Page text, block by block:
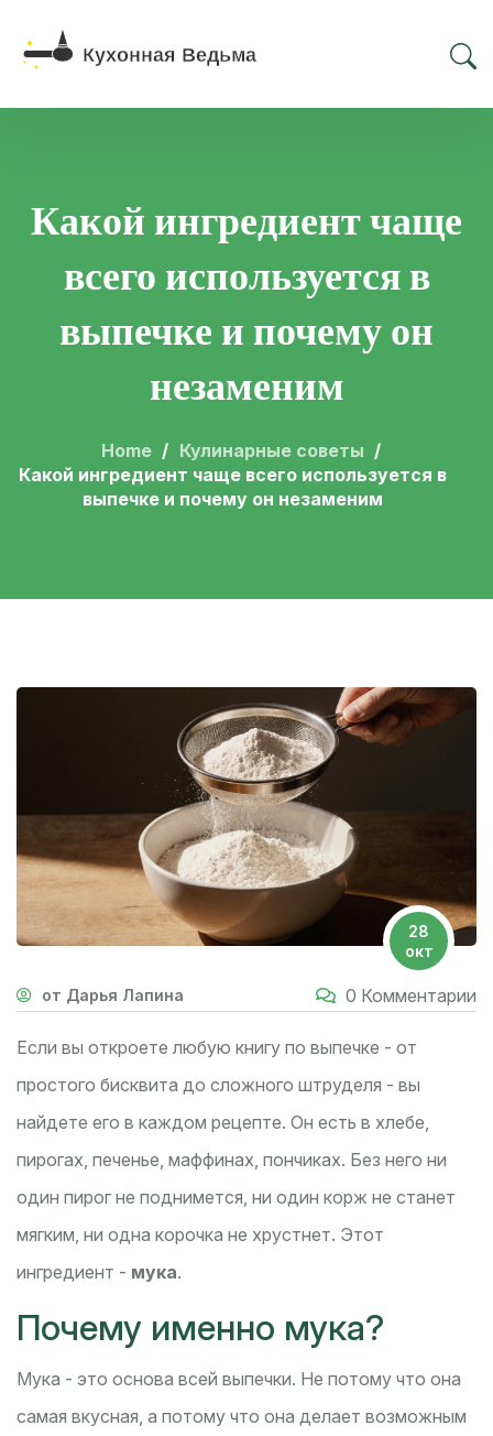
Какой ингредиент чаще
всего используется в
выпечке и почему он
незаменим
Home
Кулинарные советы
Какой ингредиент чаще всего используется в
выпечке и почему он незаменим
28
окт
от Дарья Лапина 0 Комментарии
Если вы откроете любую книгу по выпечке - от
простого бисквита до сложного штруделя - вы
найдете его в каждом рецепте. Он есть в хлебе,
пирогах, печенье, маффинах, пончиках. Без него ни
один пирог не поднимется, ни один корж не станет
мягким, ни одна корочка не хрустнет. Этот
ингредиент - мука.
Почему именно мука?
Мука - это основа всей выпечки. Не потому что она
самая вкусная, а потому что она делает возможным